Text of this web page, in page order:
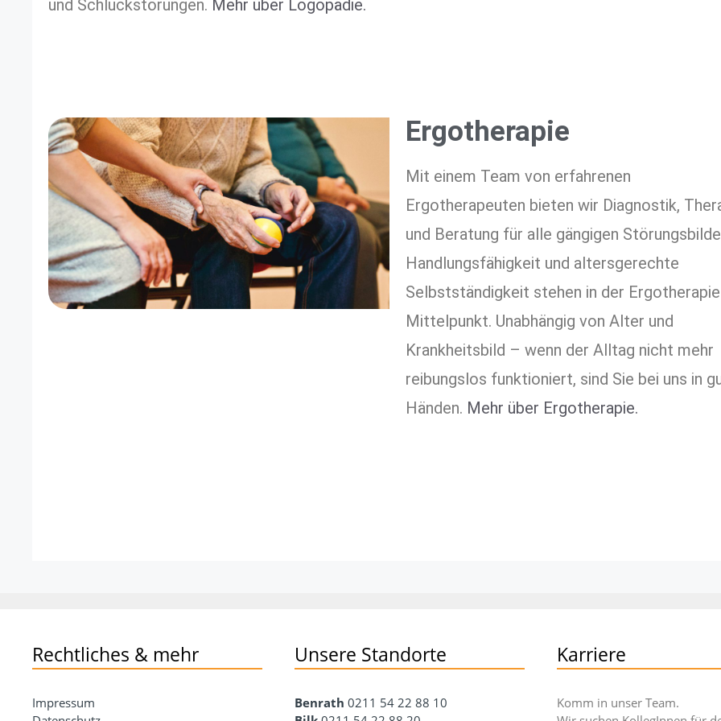
und Schluckstörungen. Mehr über Logopädie.
Ergotherapie
Mit einem Team von erfahrenen
Ergotherapeuten bieten wir Diagnostik,
und Beratung für alle gängigen
Handlungsfähigkeit und altersgerechte
Selbstständigkeit stehen in der
Mittelpunkt. Unabhängig von Alter und
Krankheitsbild – wenn der Alltag nicht mehr
reibungslos funktioniert, sind Sie bei uns in
Händen. Mehr über Ergotherapie.
Rechtliches & mehr
Impressum
Unsere Standorte
Benrath 0211 54 22 88 10
Karriere
Komm in unser Team.